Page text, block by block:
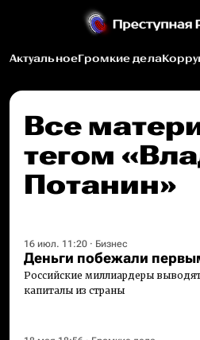
АктуальноеГромкие дела
Все
тегом
Потанин»
16 июл. 11:20 · Бизнес
Деньги побежали
Российские миллиардеры
капиталы из страны